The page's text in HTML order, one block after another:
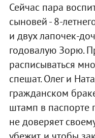
Сейчас пара
сыновей - 8-
и двух лапочек-
годовалую Зорю.
расписываться
спешат. Олег и
гражданском
штамп в паспорте
не доверяет